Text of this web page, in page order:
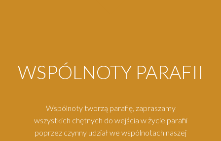
WSPÓLNOTY PARAFII
Wspólnoty tworzą parafię, zapraszamy
wszystkich chętnych do wejścia w życie parafii
poprzez czynny udział we wspólnotach naszej